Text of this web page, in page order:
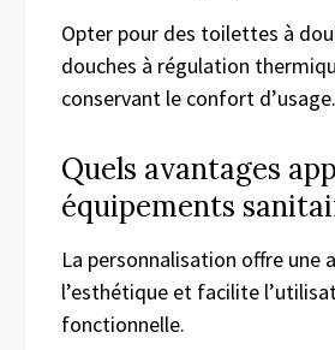
Opter pour des toilettes à
douches à régulation
conservant le confort d’usage.
Quels avantages
équipements
La personnalisation offre une
l’esthétique et facilite
fonctionnelle.